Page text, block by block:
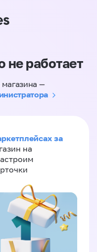
не работает
—
за
на